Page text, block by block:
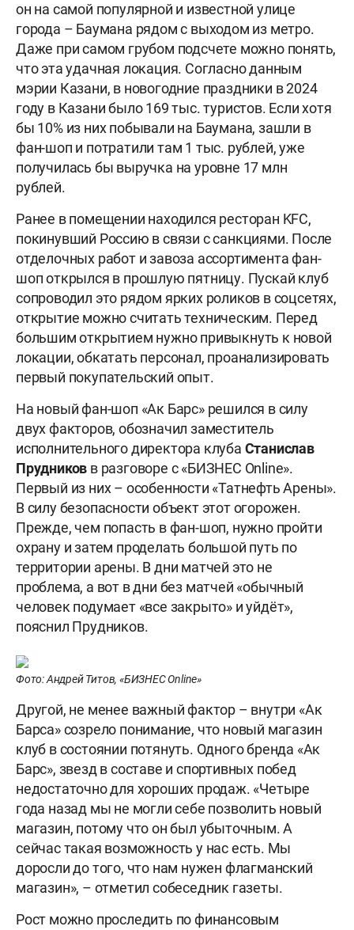
он на самой популярной и известной улице
города – Баумана рядом с выходом из метро.
Даже при самом грубом подсчете можно понять,
что эта удачная локация. Согласно данным
мэрии Казани, в новогодние праздники в 2024
году в Казани было 169 тыс. туристов. Если хотя
бы 10% из них побывали на Баумана, зашли в
фан-шоп и потратили там 1 тыс. рублей, уже
получилась бы выручка на уровне 17 млн
рублей.
Ранее в помещении находился ресторан KFC,
покинувший Россию в связи с санкциями. После
отделочных работ и завоза ассортимента фан-
шоп открылся в прошлую пятницу. Пускай клуб
сопроводил это рядом ярких роликов в соцсетях,
открытие можно считать техническим. Перед
большим открытием нужно привыкнуть к новой
локации, обкатать персонал, проанализировать
первый покупательский опыт.
На новый фан-шоп «Ак Барс» решился в силу
двух факторов, обозначил заместитель
исполнительного директора клуба Станислав
Прудников в разговоре с «БИЗНЕС Online».
Первый из них – особенности «Татнефть Арены».
В силу безопасности объект этот огорожен.
Прежде, чем попасть в фан-шоп, нужно пройти
охрану и затем проделать большой путь по
территории арены. В дни матчей это не
проблема, а вот в дни без матчей «обычный
человек подумает «все закрыто» и уйдёт»,
пояснил Прудников.
Фото: Андрей Титов, «БИЗНЕС Online»
Другой, не менее важный фактор – внутри «Ак
Барса» созрело понимание, что новый магазин
клуб в состоянии потянуть. Одного бренда «Ак
Барс», звезд в составе и спортивных побед
недостаточно для хороших продаж. «Четыре
года назад мы не могли себе позволить новый
магазин, потому что он был убыточным. А
сейчас такая возможность у нас есть. Мы
доросли до того, что нам нужен флагманский
магазин», – отметил собеседник газеты.
Рост можно проследить по финансовым